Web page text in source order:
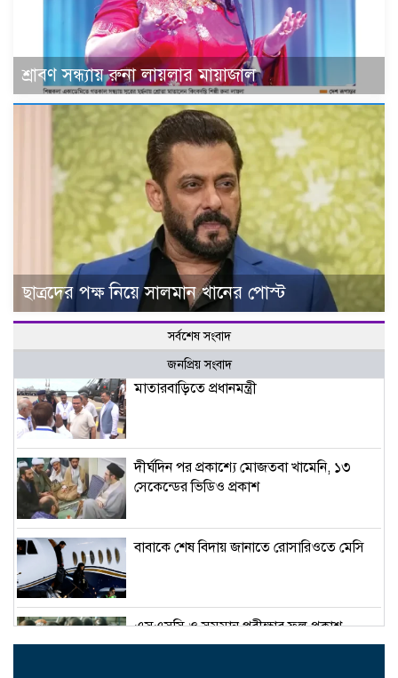
শ্রাবণ সন্ধ্যায় রুনা লায়লার মায়াজাল
ছাত্রদের পক্ষ নিয়ে সালমান খানের পোস্ট
সর্বশেষ সংবাদ
জনপ্রিয় সংবাদ
মাতারবাড়িতে প্রধানমন্ত্রী
দীর্ঘদিন পর প্রকাশ্যে মোজতবা খামেনি, ১৩
সেকেন্ডের ভিডিও প্রকাশ
বাবাকে শেষ বিদায় জানাতে রোসারিওতে মেসি
এসএসসি ও সমমান পরীক্ষার ফল প্রকাশ
সোমবার